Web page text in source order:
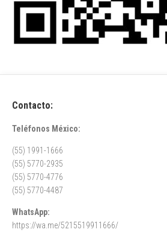
Contacto:
Teléfonos México:
(55) 1991-1666
(55) 5770-2935
(55) 5770-4776
(55) 5770-4487
WhatsApp:
https://wa.me/5215519911666/